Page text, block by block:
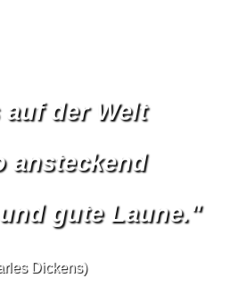
der Welt
ansteckend
gute Laune."
Dickens)